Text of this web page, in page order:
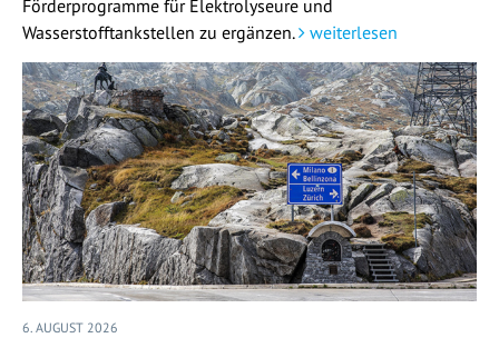
Förderprogramme für Elektrolyseure und
Wasserstofftankstellen zu ergänzen.
weiterlesen
6. AUGUST 2026